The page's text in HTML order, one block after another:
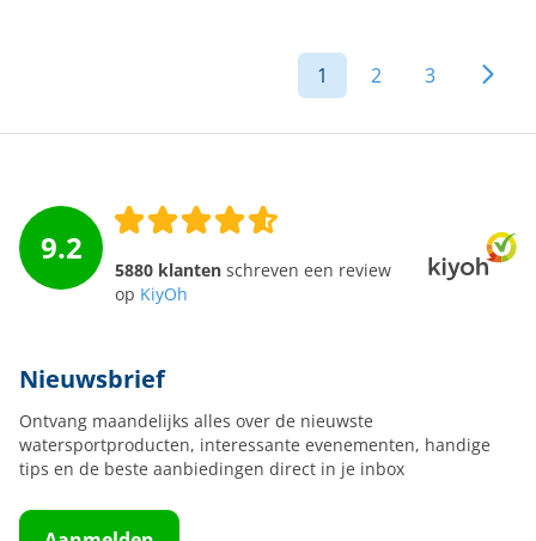
1 2 3
9.2
5880 klanten schreven een review
op KiyOh
Nieuwsbrief
Ontvang maandelijks alles over de nieuwste
watersportproducten, interessante evenementen, handige
tips en de beste aanbiedingen direct in je inbox